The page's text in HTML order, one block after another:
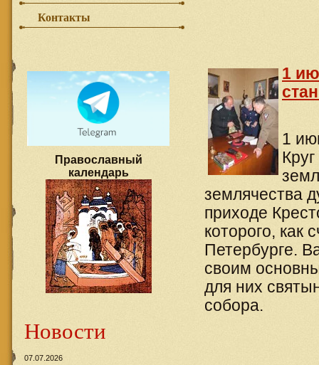
1
1
землячества
приходе
которого, как
Петербурге.
своим
для них
собора.
Контакты
Православный
календарь
Новости
07.07.2026